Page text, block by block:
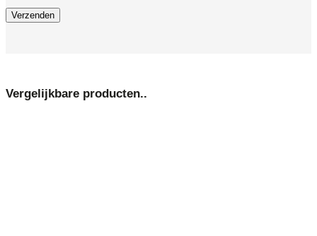
Vergelijkbare producten..